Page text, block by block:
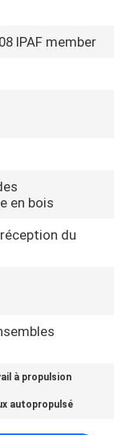
IPAF member
en bois
du
à propulsion
autopropulsé